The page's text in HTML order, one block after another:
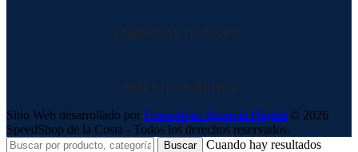
EMPRESAS DE ENVIO
NUESTRAS REDES
Sitio Web desarrollado por Creactivos Agencia Digital © 2026
SpeedShop de la Costa - Todos los derechos reservados.
Buscar
Cuando hay resultados